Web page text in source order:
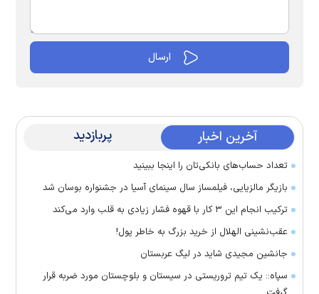
آخرین اخبار پربازدید
تعداد حساب‌های بانکی‌تان را اینجا ببینید
بازیگر مالزیایی، فیلمساز سال سینمای آسیا در جشنواره بوسان شد
ترکیب انجام این ۳ کار با قهوه فشار زیادی به قلب وارد می‌کند
عقب‌نشینی الهلال از خرید بزرگ به خاطر پول!
جانشین مجیدی شاید در لیگ عربستان
سپاه:: یک تیم تروریستی در سیستان و بلوچستان مورد ضربه قرار